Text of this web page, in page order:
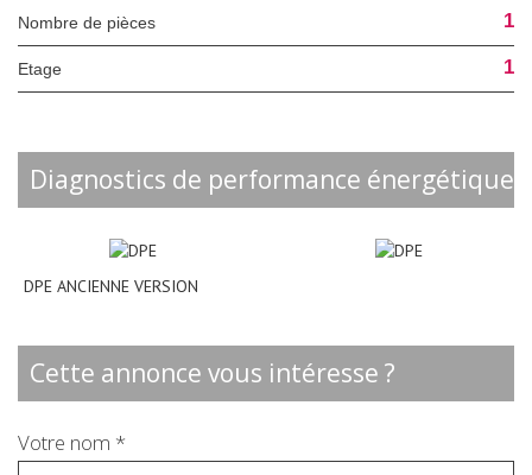
Nombre de pièces 1
Etage 1
diagnostics de performance énergétique
DPE ANCIENNE VERSION
cette annonce vous intéresse ?
Votre nom *